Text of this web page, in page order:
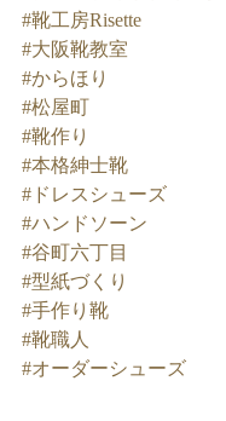
#靴工房Risette
#大阪靴教室
#からほり
#松屋町
#靴作り
#本格紳士靴
#ドレスシューズ
#ハンドソーン
#谷町六丁目
#型紙づくり
#手作り靴
#靴職人
#オーダーシューズ